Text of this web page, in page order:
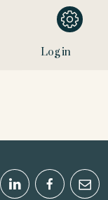
Log in